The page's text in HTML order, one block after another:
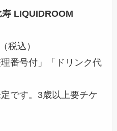
LIQUIDROOM
税込）
番号付」「ドリンク代
です。3歳以上要チケ